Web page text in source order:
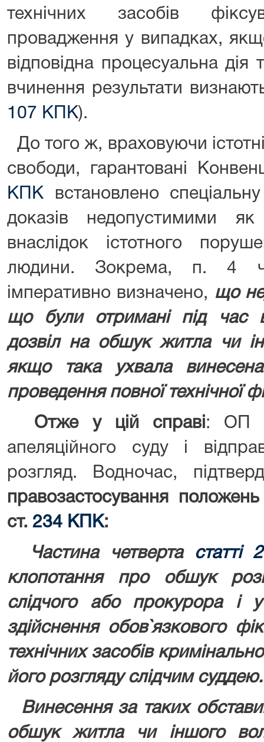
технічних засобів
провадження у випадках,
відповідна процесуальна дія
вчинення результати
107 КПК).
До того ж, враховуючи
свободи, гарантовані
КПК встановлено
доказів недопустимими
внаслідок істотного
людини. Зокрема, п. 4 ч.
імперативно визначено, що
що були отримані під час
дозвіл на обшук житла чи
якщо така ухвала
проведення повної технічної
Отже у цій справі : ОП
апеляційного суду і
розгляд. Водночас,
правозастосування
ст. 234 КПК:
Частина четверта статті
клопотання про обшук
слідчого або прокурора і
здійснення обов`язкового
технічних засобів
його розгляду слідчим суддею.
Винесення за таких
обшук житла чи іншого